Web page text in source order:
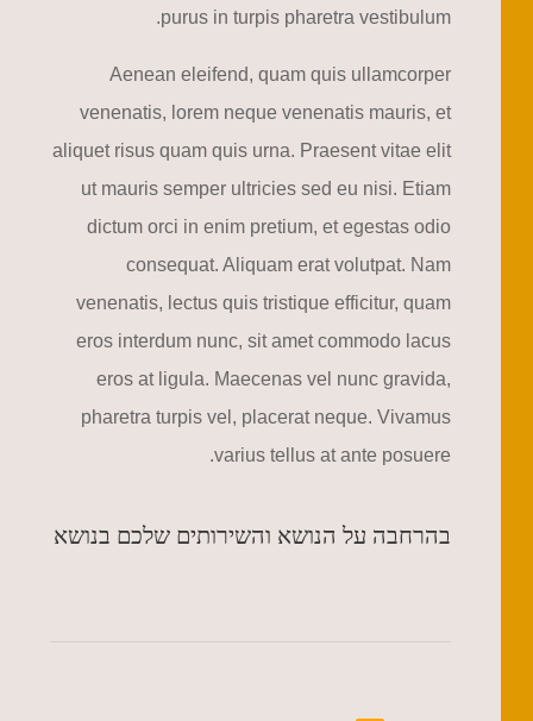
purus in turpis pharetra vestibulum.
Aenean eleifend, quam quis ullamcorper
venenatis, lorem neque venenatis mauris, et
aliquet risus quam quis urna. Praesent vitae elit
ut mauris semper ultricies sed eu nisi. Etiam
dictum orci in enim pretium, et egestas odio
consequat. Aliquam erat volutpat. Nam
venenatis, lectus quis tristique efficitur, quam
eros interdum nunc, sit amet commodo lacus
eros at ligula. Maecenas vel nunc gravida,
pharetra turpis vel, placerat neque. Vivamus
varius tellus at ante posuere.
בהרחבה על הנושא והשירותים שלכם בנושא